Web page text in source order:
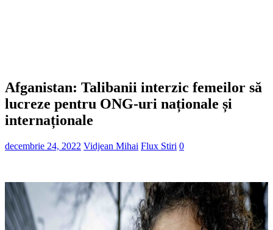
Afganistan: Talibanii interzic femeilor să
lucreze pentru ONG-uri naționale și
internaționale
decembrie 24, 2022 Vidjean Mihai Flux Stiri 0